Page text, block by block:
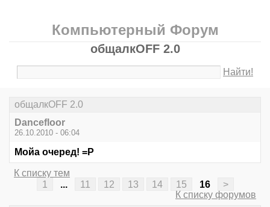
Компьютерный Форум
общалкOFF 2.0
Найти!
общалкOFF 2.0
Dancefloor
26.10.2010 - 06:04
Мойа очеред! =Р
К списку тем
1
11 12 13 14 15 16
>
К списку форумов